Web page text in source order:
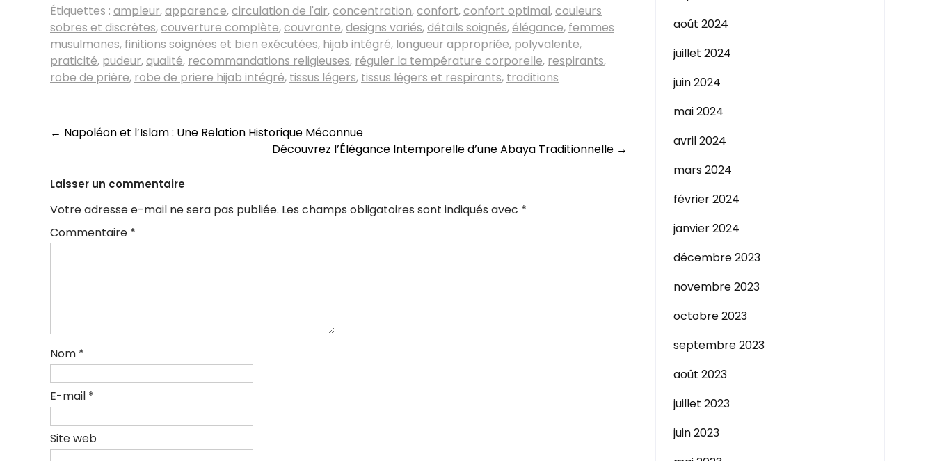
Étiquettes : ampleur,apparence,circulation de l'air,concentration,confort,confort optimal,couleurs
sobres et discrètes,couverture complète,couvrante,designs variés,détails soignés,élégance, femmes
musulmanes, finitions soignées et bien exécutées, hijab intégré, longueur appropriée, polyvalente,
praticité, pudeur,qualité, recommandations religieuses, réguler la température corporelle, respirants,
robe de prière, robe de priere hijab intégré, tissus légers, tissus légers et respirants, traditions
Navigation
articles
← Napoléon et l’Islam : Une Relation Historique Méconnue
Découvrez l’Élégance Intemporelle d’une Abaya Traditionnelle →
Laisser un commentaire
Votre adresse e-mail ne sera pas publiée. Les champs obligatoires sont indiqués avec *
Commentaire *
Nom *
E-mail *
Site web
août 2024
juillet 2024
juin 2024
mai 2024
avril 2024
mars 2024
février 2024
janvier 2024
décembre 2023
novembre 2023
octobre 2023
septembre 2023
août 2023
juillet 2023
juin 2023